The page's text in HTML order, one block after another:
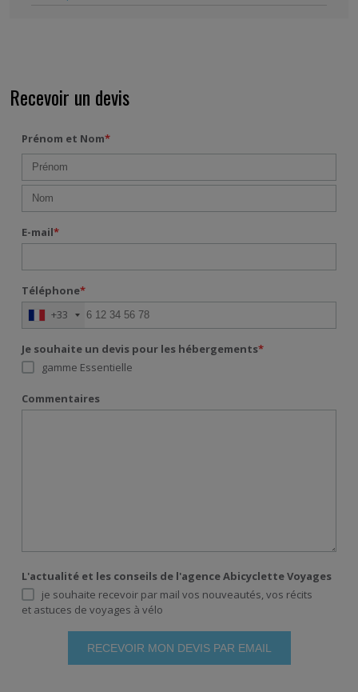
Recevoir un devis
Prénom et Nom*
E-mail*
Téléphone*
+33
Je souhaite un devis pour les hébergements*
gamme Essentielle
Commentaires
L'actualité et les conseils de l'agence Abicyclette Voyages
je souhaite recevoir par mail vos nouveautés, vos récits
et astuces de voyages à vélo
RECEVOIR MON DEVIS PAR EMAIL